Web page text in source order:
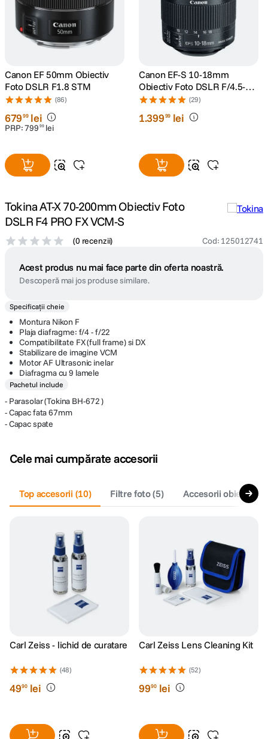
7 .
card memorie
9 dji mic mini
10 . dji osmo
Canon EF 50mm Obiectiv
Foto DSLR F1.8 STM
(86)
67999 lei
PRP:799 99 lei
Canon EF-S 10-18mm
Obiectiv Foto DSLR F/4.5-5.6
IS STM
(29)
1.39999 lei
Tokina AT-X 70-200mm Obiectiv Foto
DSLR F4 PRO FX VCM-S
(0 recenzii) Cod: 125012741
Acest produs nu mai face parte din oferta noastră.
Descoperă mai jos produse similare.
Specificații cheie
Montura Nikon F
Plaja diafragme: f/4 - f/22
Compatibilitate FX (full frame) si DX
Stabilizare de imagine VCM
Motor AF Ultrasonic inelar
Diafragma cu 9 lamele
Pachetul include
- Parasolar (Tokina BH-672 )
- Capac fata 67mm
- Capac spate
Cele mai cumpărate accesorii
Top accesorii (10) Filtre foto(5) Accesorii obiective
Carl Zeiss - lichid de curatare
(48)
4990 lei
Carl Zeiss Lens Cleaning Kit
(52)
9990 lei